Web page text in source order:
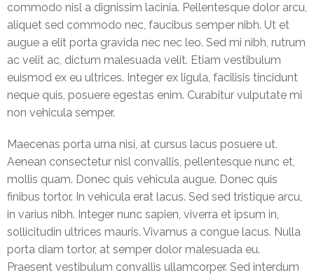
commodo nisl a dignissim lacinia. Pellentesque dolor arcu,
aliquet sed commodo nec, faucibus semper nibh. Ut et
augue a elit porta gravida nec nec leo. Sed mi nibh, rutrum
ac velit ac, dictum malesuada velit. Etiam vestibulum
euismod ex eu ultrices. Integer ex ligula, facilisis tincidunt
neque quis, posuere egestas enim. Curabitur vulputate mi
non vehicula semper.
Maecenas porta urna nisi, at cursus lacus posuere ut.
Aenean consectetur nisl convallis, pellentesque nunc et,
mollis quam. Donec quis vehicula augue. Donec quis
finibus tortor. In vehicula erat lacus. Sed sed tristique arcu,
in varius nibh. Integer nunc sapien, viverra et ipsum in,
sollicitudin ultrices mauris. Vivamus a congue lacus. Nulla
porta diam tortor, at semper dolor malesuada eu.
Praesent vestibulum convallis ullamcorper. Sed interdum
Resources
Contact